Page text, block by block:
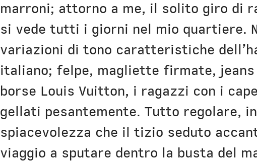
marroni; attorno a me, il solito giro di
si vede tutti i giorni nel mio quartiere.
variazioni di tono caratteristiche
italiano; felpe, magliette firmate, jeans
borse Louis Vuitton, i ragazzi con i
gellati pesantemente. Tutto regolare,
spiacevolezza che il tizio seduto
viaggio a sputare dentro la busta del